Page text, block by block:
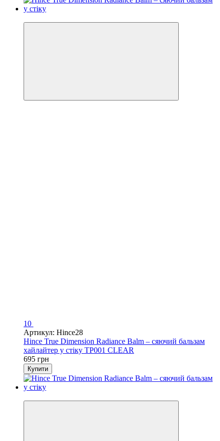
10
Артикул: Hince28
Hince True Dimension Radiance Balm – сяючий бальзам
хайлайтер у стіку TP001 CLEAR
695 грн
Купити